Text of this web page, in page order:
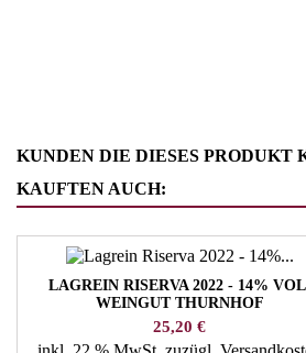
KUNDEN DIE DIESES PRODUKT
KAUFTEN AUCH:
LAGREIN RISERVA 2022 - 14%
WEINGUT THURNHOF
Preis
25,20 €